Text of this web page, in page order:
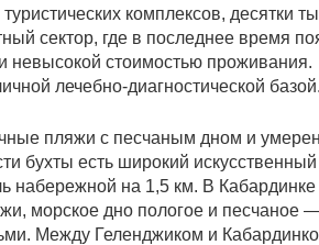
комплексов, десятки
сектор, где в последнее время
стоимостью проживания.
лечебно-диагностической базой.
пляжи с песчаным дном и
бухты есть широкий
набережной на 1,5 км. В Кабардинке
морское дно пологое и песчаное
Между Геленджиком и